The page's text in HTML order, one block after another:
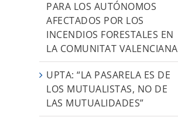
PARA LOS AUTÓNOMOS
AFECTADOS POR LOS
INCENDIOS FORESTALES EN
LA COMUNITAT VALENCIANA
UPTA: “LA PASARELA ES DE
LOS MUTUALISTAS, NO DE
LAS MUTUALIDADES”